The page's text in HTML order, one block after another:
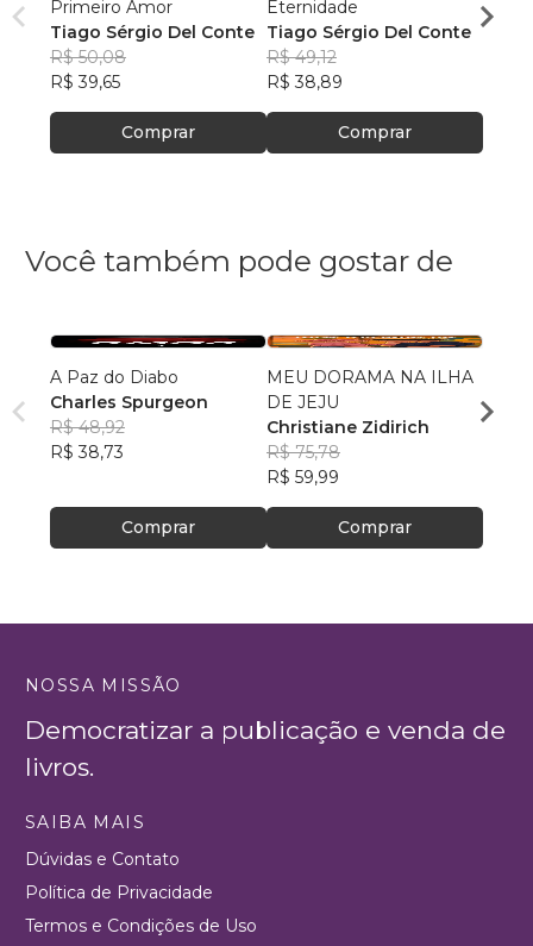
Primeiro Amor
Tiago Sérgio Del Conte
R$ 50,08
R$ 39,65
Comprar
Eternidade
Tiago Sérgio Del Conte
R$ 49,12
R$ 38,89
Comprar
R$
Você também pode gostar de
A Paz do Diabo
Charles Spurgeon
R$ 48,92
R$ 38,73
Comprar
MEU DORAMA NA ILHA
DE JEJU
Christiane Zidirich
R$ 75,78
R$ 59,99
Comprar
NOSSA MISSÃO
Democratizar a publicação e venda de
livros.
SAIBA MAIS
Dúvidas e Contato
Política de Privacidade
Termos e Condições de Uso